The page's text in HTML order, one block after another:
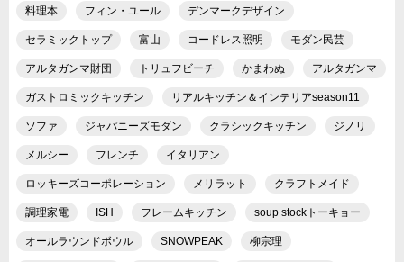
料理本 フィン・ユール デンマークデザイン
セラミックトップ 富山 コードレス照明 モダン民芸
アルタガンマ財団 トリュフビーチ かまわぬ アルタガンマ
ガストロミックキッチン リアルキッチン＆インテリアseason11
ソファ ジャパニーズモダン クラシックキッチン ジノリ
メルシー フレンチ イタリアン
ロッキーズコーポレーション メリラット クラフトメイド
調理家電 ISH フレームキッチン soup stockトーキョー
オールラウンドボウル SNOWPEAK 柳宗理